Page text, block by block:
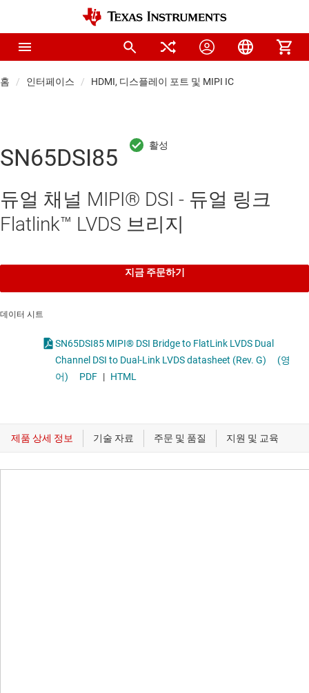
홈 인터페이스 HDMI, 디스플레이 포트 및 MIPI IC
SN65DSI85
듀얼 채널 MIPI® DSI - 듀얼 링크
Flatlink™ LVDS 브리지
지금 주문하기
데이터 시트
SN65DSI85 MIPI® DSI Bridge to FlatLink LVDS Dual
Channel DSI to Dual-Link LVDS datasheet (Rev. G)
(영
어)
PDF | HTML